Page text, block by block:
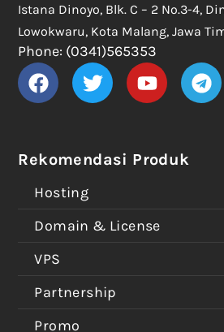
Rekomendasi Produk
Hosting
Domain & License
VPS
Partnership
Promo
Istana Dinoyo, Blk. C – 2 No.3-4,
Lowokwaru, Kota Malang, Jawa
Phone: (0341)565353